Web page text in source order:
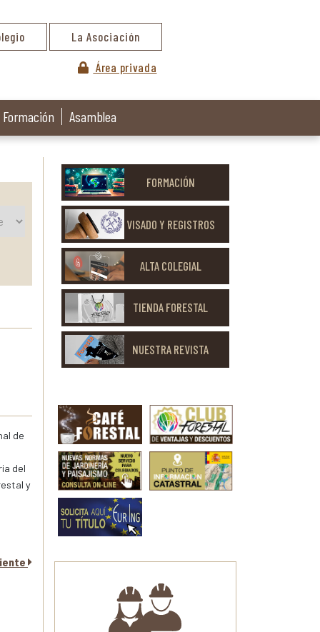
La Asociación
Área privada
Formación Asamblea
de
del
y
FORMACIÓN
VISADO Y REGISTROS
ALTA COLEGIAL
TIENDA FORESTAL
NUESTRA REVISTA